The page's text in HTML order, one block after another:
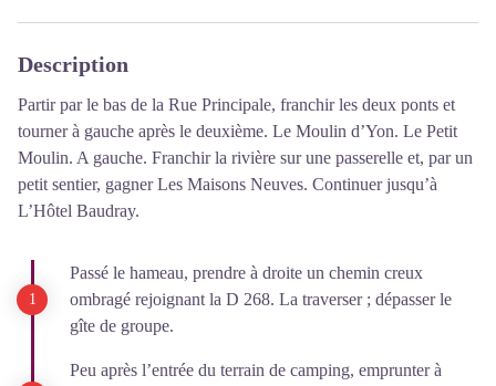
Description
Partir par le bas de la Rue Principale, franchir les deux ponts et
tourner à gauche après le deuxième. Le Moulin d’Yon. Le Petit
Moulin. A gauche. Franchir la rivière sur une passerelle et, par un
petit sentier, gagner Les Maisons Neuves. Continuer jusqu’à
L’Hôtel Baudray.
Passé le hameau, prendre à droite un chemin creux
ombragé rejoignant la D 268. La traverser ; dépasser le
gîte de groupe.
Peu après l’entrée du terrain de camping, emprunter à